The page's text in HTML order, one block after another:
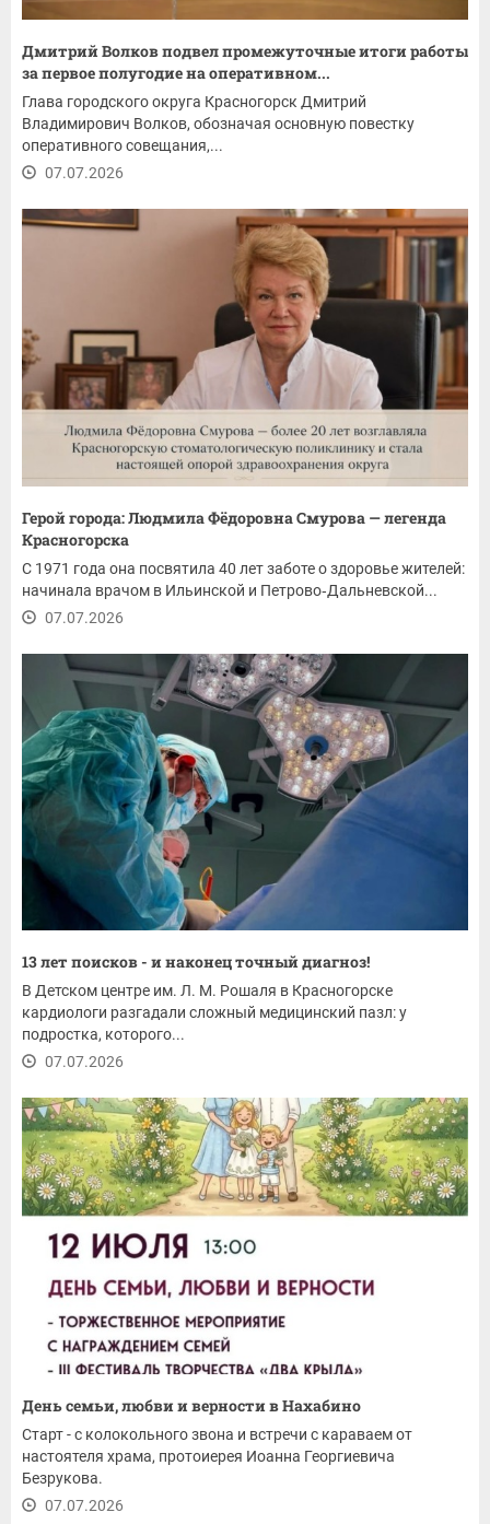
Дмитрий Волков подвел промежуточные итоги работы
за первое полугодие на оперативном...
Глава городского округа Красногорск Дмитрий
Владимирович Волков, обозначая основную повестку
оперативного совещания,...
07.07.2026
Герой города: Людмила Фёдоровна Смурова — легенда
Красногорска
С 1971 года она посвятила 40 лет заботе о здоровье жителей:
начинала врачом в Ильинской и Петрово‑Дальневской...
07.07.2026
13 лет поисков - и наконец точный диагноз!
В Детском центре им. Л. М. Рошаля в Красногорске
кардиологи разгадали сложный медицинский пазл: у
подростка, которого...
07.07.2026
День семьи, любви и верности в Нахабино
Старт - с колокольного звона и встречи с караваем от
настоятеля храма, протоиерея Иоанна Георгиевича
Безрукова.
07.07.2026